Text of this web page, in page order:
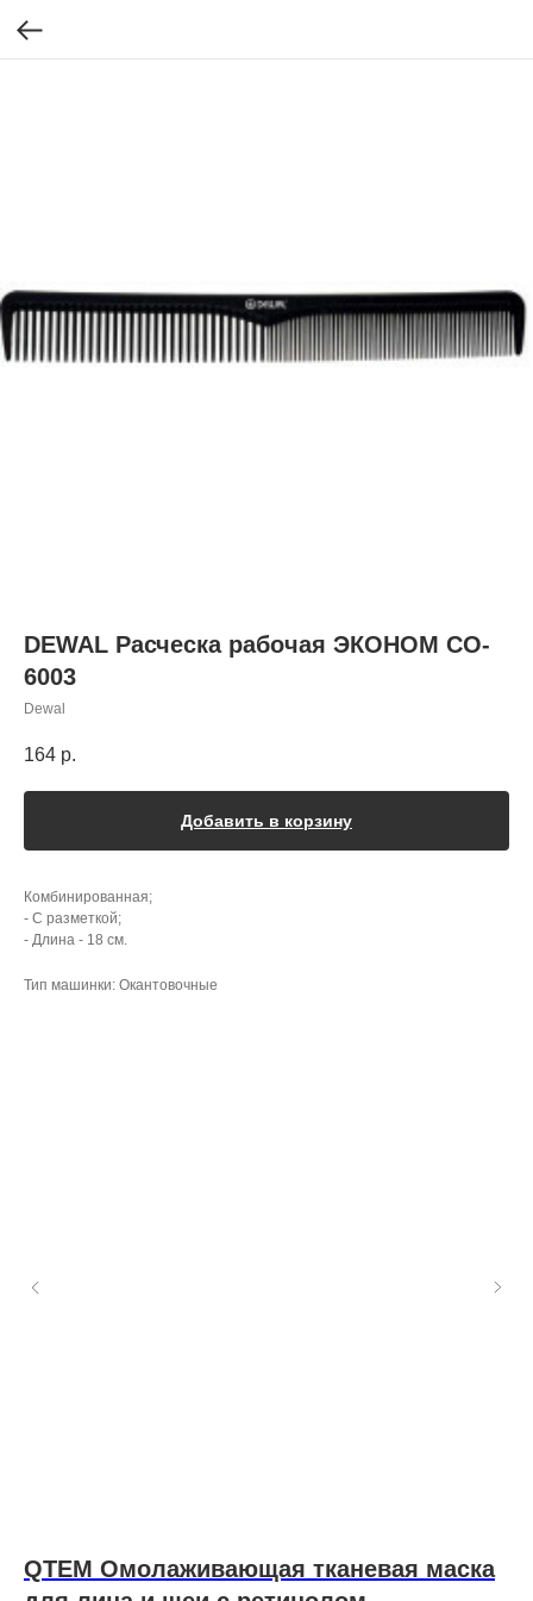
DEWAL Расческа рабочая ЭКОНОМ CO-
6003
Dewal
164 р.
Добавить в корзину
Комбинированная;
- С разметкой;
- Длина - 18 см.
Тип машинки: Окантовочные
QTEM Омолаживающая тканевая маска